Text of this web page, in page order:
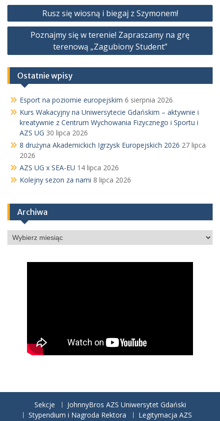
Nawigacja
wpisu
Rusz się wiosną i biegaj z Szymonem!
Poznajmy się w terenie! Zapraszamy na grę
terenową „Zagubiony Student”
Ostatnie wpisy
Esport na poziomie europejskim 6 sierpnia 2026
Kurs Wakacyjny na Uniwersytecie Gdańskim – aktywnie i
kreatywnie z Centrum Wychowania Fizycznego i Sportu i
AZS UG 30 lipca 2026
8 drużyna Akademickich Igrzysk Europejskich 2026 27 lipca
2026
AZS UG x SEA-EU 14 lipca 2026
Kolejny sezon za nami 8 lipca 2026
Archiwa
Archiwa
Sekcje
JohnnyBros AZS Uniwersytet Gdański
Stypendium i Nagroda Rektora
Legitymacja AZS